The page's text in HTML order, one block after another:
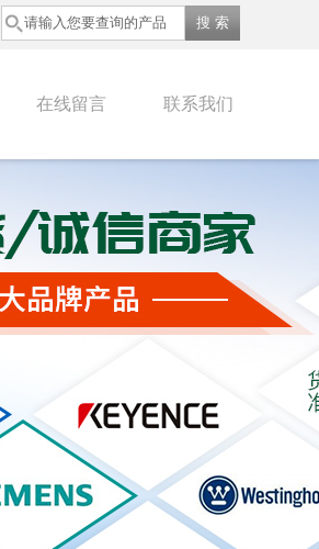
在线留言 联系我们